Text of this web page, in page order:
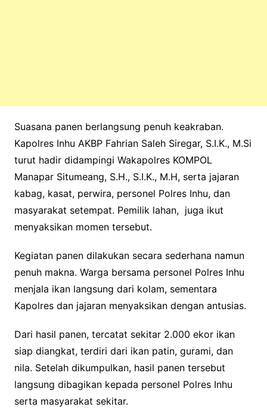
Suasana panen berlangsung penuh keakraban.
Kapolres Inhu AKBP Fahrian Saleh Siregar, S.I.K., M.Si
turut hadir didampingi Wakapolres KOMPOL
Manapar Situmeang, S.H., S.I.K., M.H, serta jajaran
kabag, kasat, perwira, personel Polres Inhu, dan
masyarakat setempat. Pemilik lahan, juga ikut
menyaksikan momen tersebut.
Kegiatan panen dilakukan secara sederhana namun
penuh makna. Warga bersama personel Polres Inhu
menjala ikan langsung dari kolam, sementara
Kapolres dan jajaran menyaksikan dengan antusias.
Dari hasil panen, tercatat sekitar 2.000 ekor ikan
siap diangkat, terdiri dari ikan patin, gurami, dan
nila. Setelah dikumpulkan, hasil panen tersebut
langsung dibagikan kepada personel Polres Inhu
serta masyarakat sekitar.